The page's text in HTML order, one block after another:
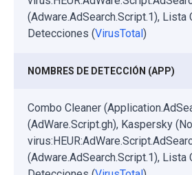
(Adware.AdSearch.Script.1), Lista
Detecciones (VirusTotal)
NOMBRES DE DETECCIÓN (APP)
Combo Cleaner
(AdWare.Script.gh), Kaspersky
(Adware.AdSearch.Script.1), Lista